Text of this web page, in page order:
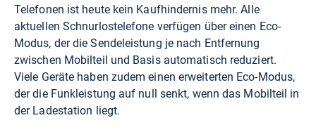
Telefonen ist heute kein Kaufhindernis mehr. Alle
aktuellen Schnurlostelefone verfügen über einen Eco-
Modus, der die Sendeleistung je nach Entfernung
zwischen Mobilteil und Basis automatisch reduziert.
Viele Geräte haben zudem einen erweiterten Eco-Modus,
der die Funkleistung auf null senkt, wenn das Mobilteil in
der Ladestation liegt.